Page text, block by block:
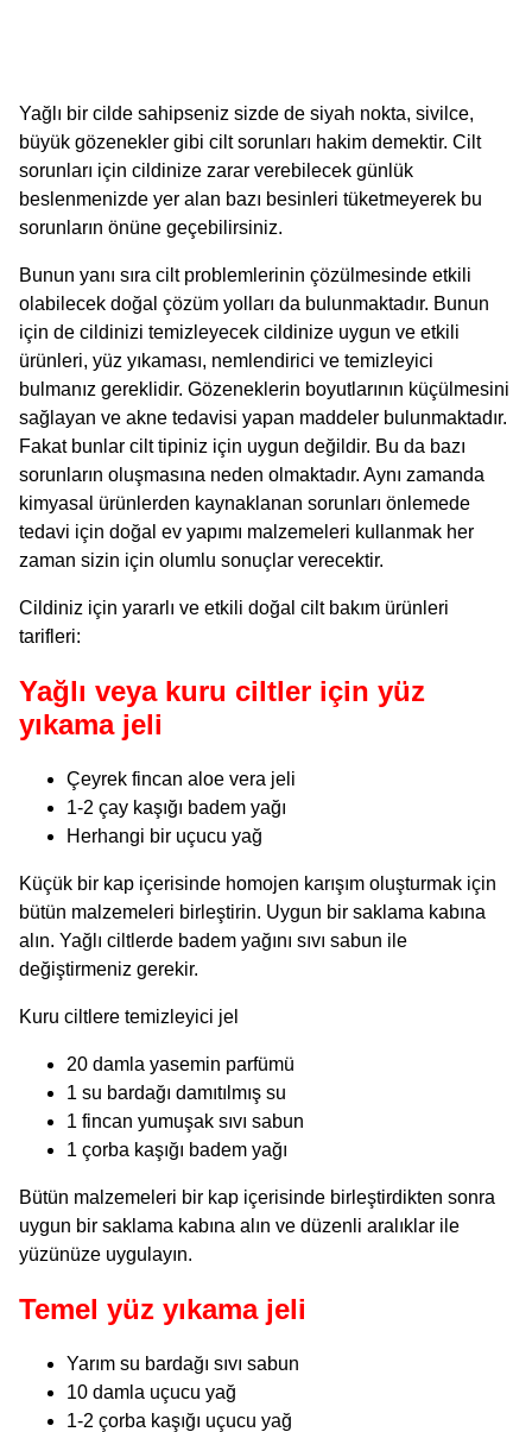
Yağlı bir cilde sahipseniz sizde de siyah nokta, sivilce,
büyük gözenekler gibi cilt sorunları hakim demektir. Cilt
sorunları için cildinize zarar verebilecek günlük
beslenmenizde yer alan bazı besinleri tüketmeyerek bu
sorunların önüne geçebilirsiniz.
Bunun yanı sıra cilt problemlerinin çözülmesinde etkili
olabilecek doğal çözüm yolları da bulunmaktadır. Bunun
için de cildinizi temizleyecek cildinize uygun ve etkili
ürünleri, yüz yıkaması, nemlendirici ve temizleyici
bulmanız gereklidir. Gözeneklerin boyutlarının küçülmesini
sağlayan ve akne tedavisi yapan maddeler bulunmaktadır.
Fakat bunlar cilt tipiniz için uygun değildir. Bu da bazı
sorunların oluşmasına neden olmaktadır. Aynı zamanda
kimyasal ürünlerden kaynaklanan sorunları önlemede
tedavi için doğal ev yapımı malzemeleri kullanmak her
zaman sizin için olumlu sonuçlar verecektir.
Cildiniz için yararlı ve etkili doğal cilt bakım ürünleri
tarifleri:
Yağlı veya kuru ciltler için yüz
yıkama jeli
Çeyrek fincan aloe vera jeli
1-2 çay kaşığı badem yağı
Herhangi bir uçucu yağ
Küçük bir kap içerisinde homojen karışım oluşturmak için
bütün malzemeleri birleştirin. Uygun bir saklama kabına
alın. Yağlı ciltlerde badem yağını sıvı sabun ile
değiştirmeniz gerekir.
Kuru ciltlere temizleyici jel
20 damla yasemin parfümü
1 su bardağı damıtılmış su
1 fincan yumuşak sıvı sabun
1 çorba kaşığı badem yağı
Bütün malzemeleri bir kap içerisinde birleştirdikten sonra
uygun bir saklama kabına alın ve düzenli aralıklar ile
yüzünüze uygulayın.
Temel yüz yıkama jeli
Yarım su bardağı sıvı sabun
10 damla uçucu yağ
1-2 çorba kaşığı uçucu yağ